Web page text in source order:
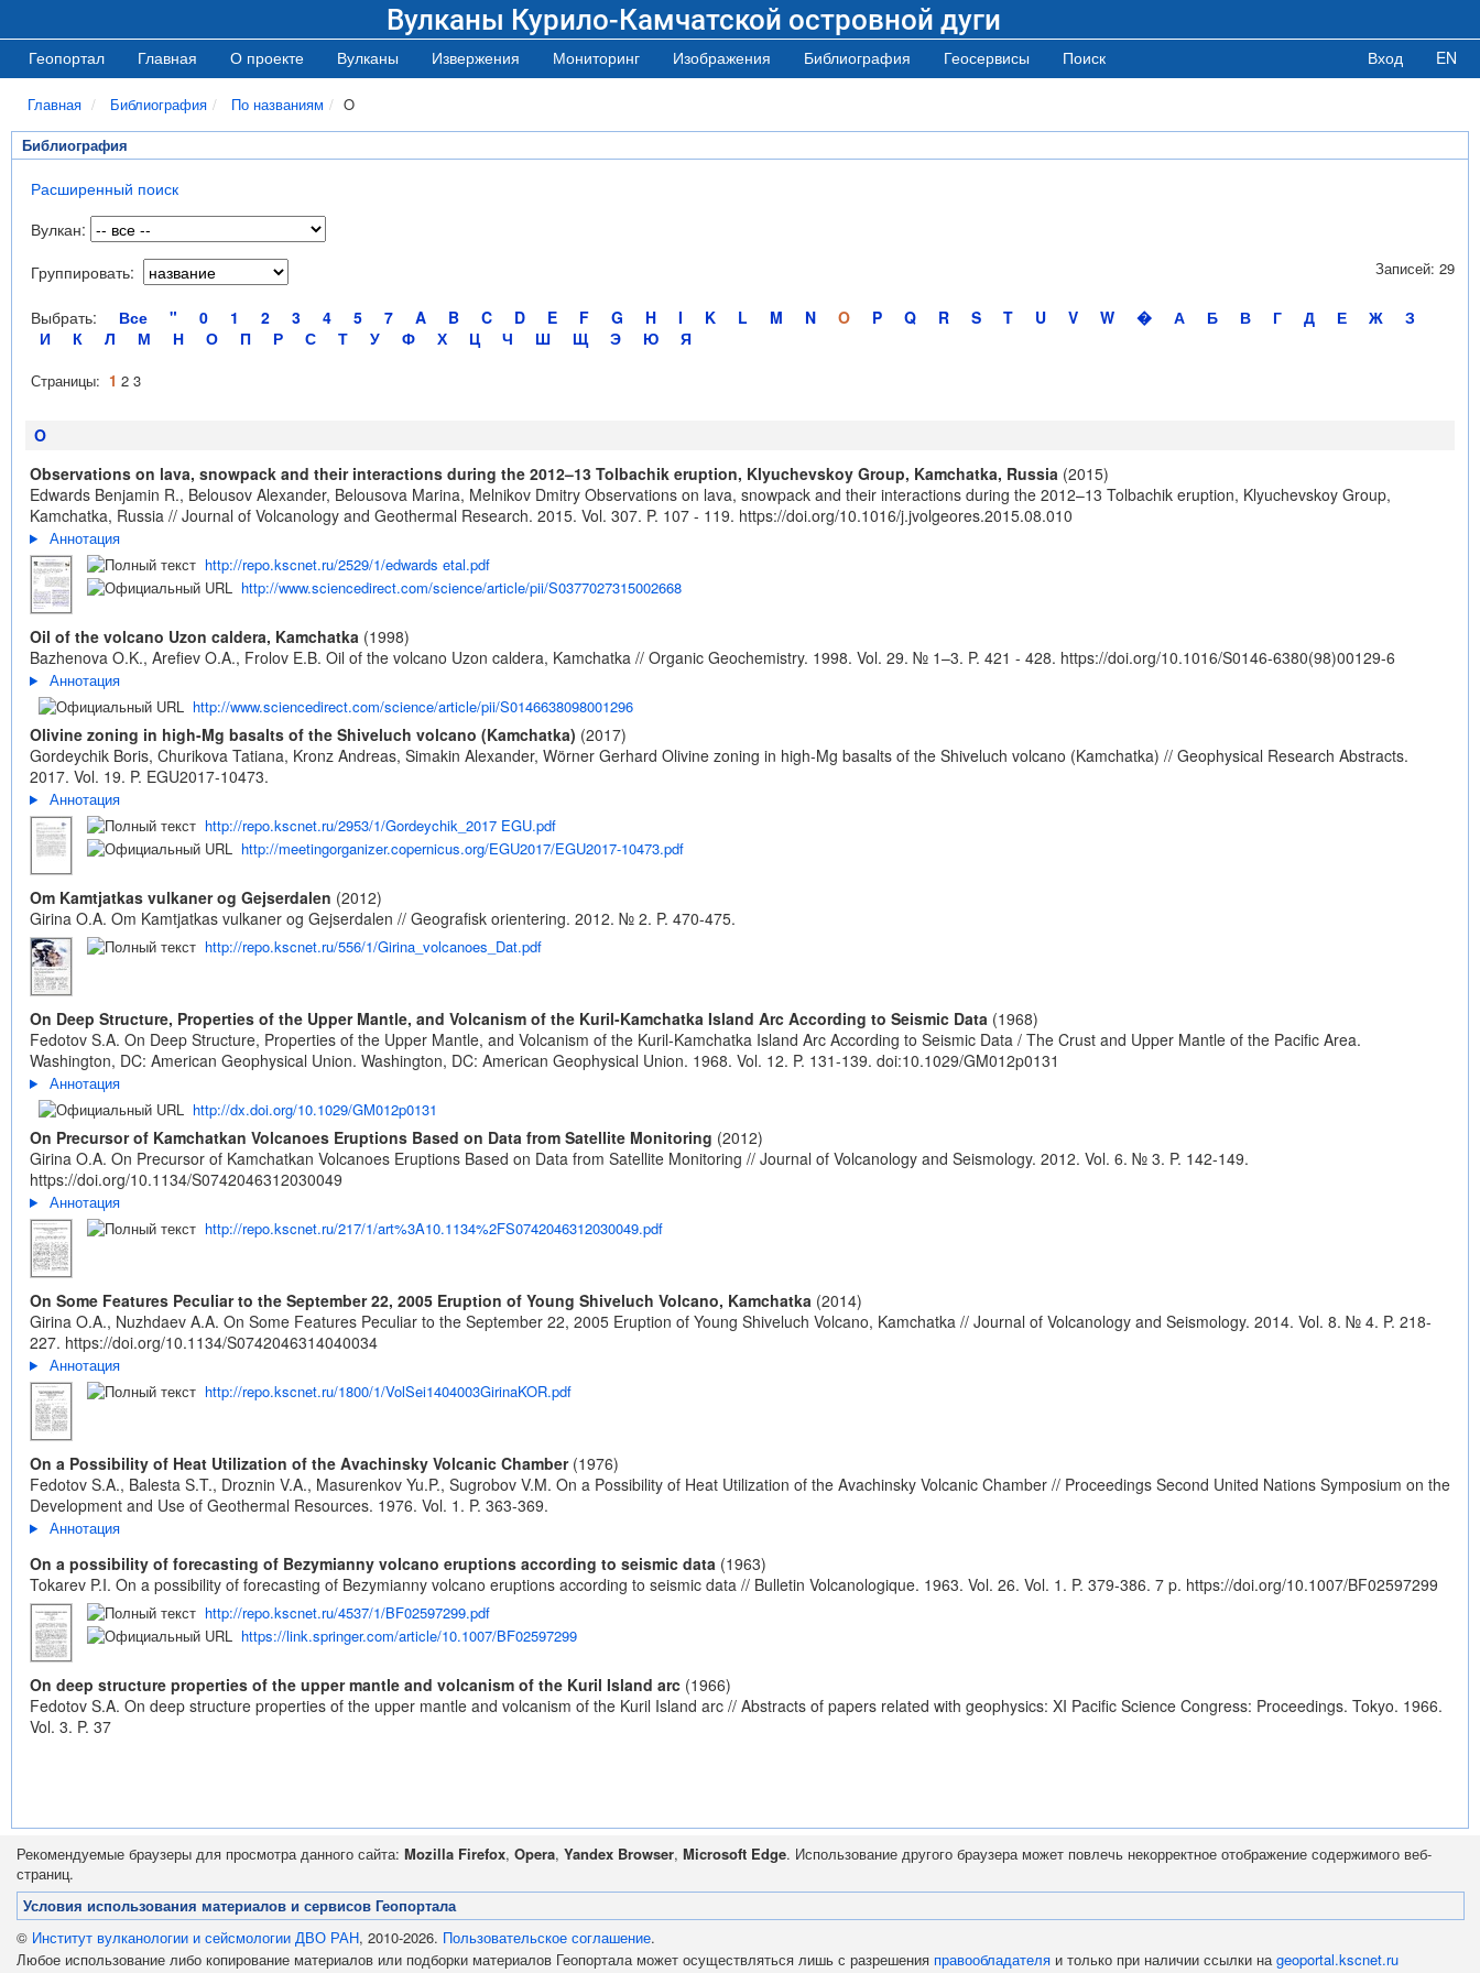
Вулканы Курило-Камчатской островной дуги
Геопортал Главная О проекте Вулканы Извержения Мониторинг Изображения Библиография Геосервисы Поиск Вход EN
Главная Библиография По названиям O
Библиография
Расширенный поиск
Вулкан:
Группировать:
Выбрать: Все " 0 1 2 3 4 5 7 A B C D E F G H I K L M N O P Q R S T U V W � А Б В Г Д Е Ж
З
И
К Л М Н О П Р С Т У Ф Х Ц Ч Ш Щ Э Ю Я
Записей: 29
Страницы: 1 2 3
O
Observations on lava, snowpack and their interactions during the 2012–13 Tolbachik eruption, Klyuchevskoy Group, Kamchatka, Russia (2015)
Edwards Benjamin R., Belousov Alexander, Belousova Marina, Melnikov Dmitry Observations on lava, snowpack and their interactions during the 2012–13 Tolbachik eruption, Klyuchevskoy Group,
Kamchatka, Russia // Journal of Volcanology and Geothermal Research. 2015. Vol. 307. P. 107 - 119. https://doi.org/10.1016/j.jvolgeores.2015.08.010
Аннотация
http://repo.kscnet.ru/2529/1/edwards etal.pdf
http://www.sciencedirect.com/science/article/pii/S0377027315002668
Oil of the volcano Uzon caldera, Kamchatka (1998)
Bazhenova O.K., Arefiev O.A., Frolov E.B. Oil of the volcano Uzon caldera, Kamchatka // Organic Geochemistry. 1998. Vol. 29. № 1–3. P. 421 - 428. https://doi.org/10.1016/S0146-6380(98)00129-6
Аннотация
http://www.sciencedirect.com/science/article/pii/S0146638098001296
Olivine zoning in high-Mg basalts of the Shiveluch volcano (Kamchatka) (2017)
Gordeychik Boris, Churikova Tatiana, Kronz Andreas, Simakin Alexander, Wörner Gerhard Olivine zoning in high-Mg basalts of the Shiveluch volcano (Kamchatka) // Geophysical Research Abstracts.
2017. Vol. 19. P. EGU2017-10473.
Аннотация
http://repo.kscnet.ru/2953/1/Gordeychik_2017 EGU.pdf
http://meetingorganizer.copernicus.org/EGU2017/EGU2017-10473.pdf
Om Kamtjatkas vulkaner og Gejserdalen (2012)
Girina O.A. Om Kamtjatkas vulkaner og Gejserdalen // Geografisk orientering. 2012. № 2. P. 470-475.
http://repo.kscnet.ru/556/1/Girina_volcanoes_Dat.pdf
On Deep Structure, Properties of the Upper Mantle, and Volcanism of the Kuril-Kamchatka Island Arc According to Seismic Data (1968)
Fedotov S.A. On Deep Structure, Properties of the Upper Mantle, and Volcanism of the Kuril-Kamchatka Island Arc According to Seismic Data / The Crust and Upper Mantle of the Pacific Area.
Washington, DC: American Geophysical Union. Washington, DC: American Geophysical Union. 1968. Vol. 12. P. 131-139. doi:10.1029/GM012p0131
Аннотация
http://dx.doi.org/10.1029/GM012p0131
On Precursor of Kamchatkan Volcanoes Eruptions Based on Data from Satellite Monitoring (2012)
Girina O.A. On Precursor of Kamchatkan Volcanoes Eruptions Based on Data from Satellite Monitoring // Journal of Volcanology and Seismology. 2012. Vol. 6. № 3. P. 142-149.
https://doi.org/10.1134/S0742046312030049
Аннотация
http://repo.kscnet.ru/217/1/art%3A10.1134%2FS0742046312030049.pdf
On Some Features Peculiar to the September 22, 2005 Eruption of Young Shiveluch Volcano, Kamchatka (2014)
Girina O.A., Nuzhdaev A.A. On Some Features Peculiar to the September 22, 2005 Eruption of Young Shiveluch Volcano, Kamchatka // Journal of Volcanology and Seismology. 2014. Vol. 8. № 4. P. 218-
227. https://doi.org/10.1134/S0742046314040034
Аннотация
http://repo.kscnet.ru/1800/1/VolSei1404003GirinaKOR.pdf
On a Possibility of Heat Utilization of the Avachinsky Volcanic Chamber(1976)
Fedotov S.A., Balesta S.T., Droznin V.A., Masurenkov Yu.P., Sugrobov V.M. On a Possibility of Heat Utilization of the Avachinsky Volcanic Chamber // Proceedings Second United Nations Symposium on the
Development and Use of Geothermal Resources. 1976. Vol. 1. P. 363-369.
Аннотация
On a possibility of forecasting of Bezymianny volcano eruptions according to seismic data (1963)
Tokarev P.I. On a possibility of forecasting of Bezymianny volcano eruptions according to seismic data // Bulletin Volcanologique. 1963. Vol. 26. Vol. 1. P. 379-386. 7 p. https://doi.org/10.1007/BF02597299
http://repo.kscnet.ru/4537/1/BF02597299.pdf
https://link.springer.com/article/10.1007/BF02597299
On deep structure properties of the upper mantle and volcanism of the Kuril Island arc (1966)
Fedotov S.A. On deep structure properties of the upper mantle and volcanism of the Kuril Island arc // Abstracts of papers related with geophysics: XI Pacific Science Congress: Proceedings. Tokyo. 1966.
Vol. 3. P. 37
Рекомендуемые браузеры для просмотра данного сайта: Mozilla Firefox, Opera, Yandex Browser, Microsoft Edge. Использование другого браузера может повлечь некорректное отображение содержимого веб-
страниц.
Условия использования материалов и сервисов Геопортала
© Институт вулканологии и сейсмологии ДВО РАН, 2010-2026. Пользовательское соглашение.
Любое использование либо копирование материалов или подборки материалов Геопортала может осуществляться лишь с разрешения правообладателя и только при наличии ссылки наgeoportal.kscnet.ru